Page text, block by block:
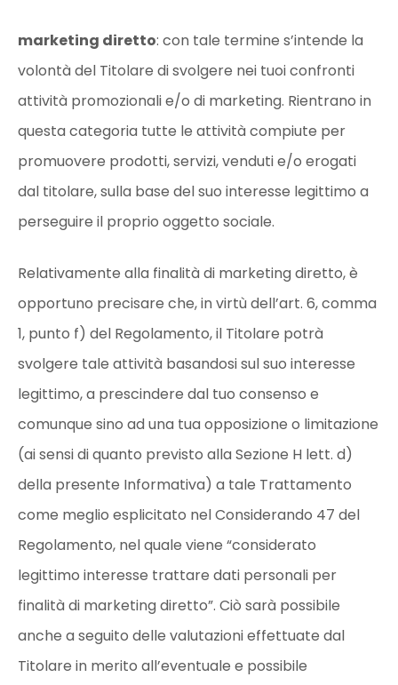
marketing diretto: con tale termine s’intende la
volontà del Titolare di svolgere nei tuoi confronti
attività promozionali e/o di marketing. Rientrano in
questa categoria tutte le attività compiute per
promuovere prodotti, servizi, venduti e/o erogati
dal titolare, sulla base del suo interesse legittimo a
perseguire il proprio oggetto sociale.
Relativamente alla finalità di marketing diretto, è
opportuno precisare che, in virtù dell’art. 6, comma
1, punto f) del Regolamento, il Titolare potrà
svolgere tale attività basandosi sul suo interesse
legittimo, a prescindere dal tuo consenso e
comunque sino ad una tua opposizione o limitazione
(ai sensi di quanto previsto alla Sezione H lett. d)
della presente Informativa) a tale Trattamento
come meglio esplicitato nel Considerando 47 del
Regolamento, nel quale viene “considerato
legittimo interesse trattare dati personali per
finalità di marketing diretto”. Ciò sarà possibile
anche a seguito delle valutazioni effettuate dal
Titolare in merito all’eventuale e possibile